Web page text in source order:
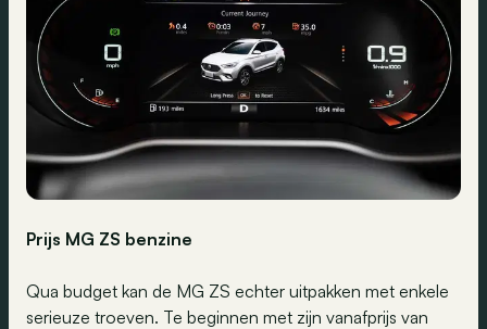
Prijs MG ZS benzine
Qua budget kan de MG ZS echter uitpakken met enkele
serieuze troeven. Te beginnen met zijn vanafprijs van